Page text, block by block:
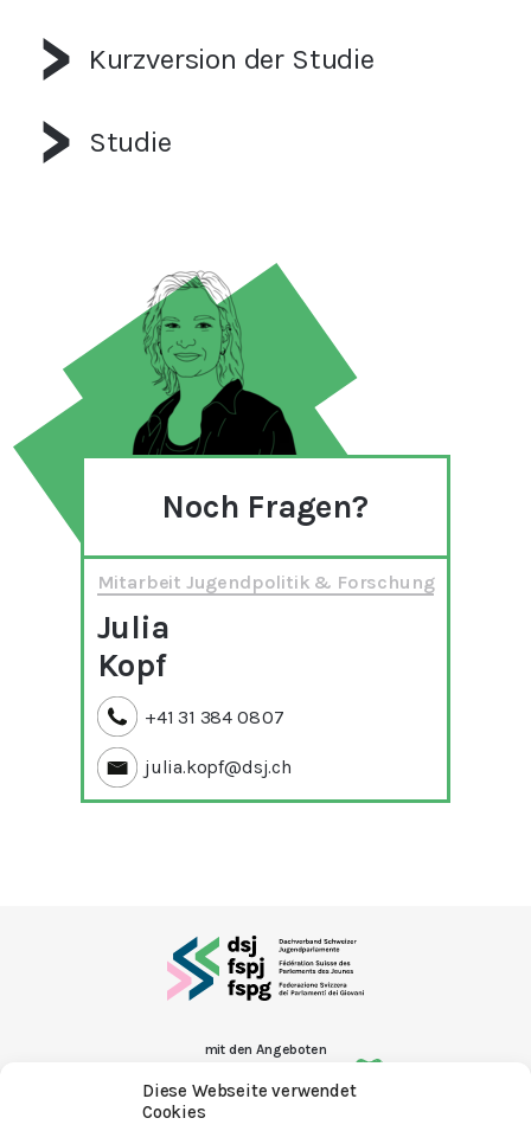
Diese Webseite verwendet
Cookies
Kurzversion der Studie
Studie
Noch Fragen?
Mitarbeit Jugendpolitik & Forschung
Julia
Kopf
+41 31 384 08 07
julia.kopf@dsj.ch
mit den Angeboten